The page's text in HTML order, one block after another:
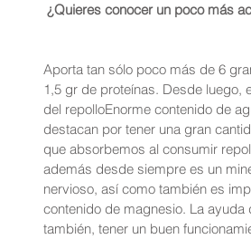
¿Quieres conocer un poco más
Aporta tan sólo poco más de 6
1,5 gr de proteínas. Desde
del repolloEnorme contenido de
destacan por tener una gran
que absorbemos al consumir
además desde siempre es un
nervioso, así como también es
contenido de magnesio. La
también, tener un buen